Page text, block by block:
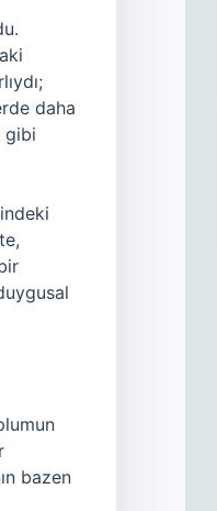
daha
gibi
bazen